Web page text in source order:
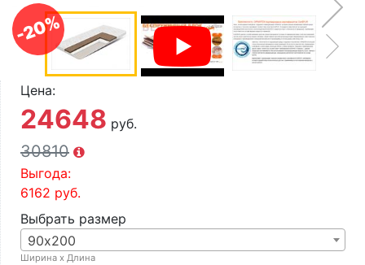
О компании
Контакты
Доставка по городу
-20%
Цена:
24648 руб.
30810
Выгода:
6162 руб.
Выбрать размер
90х200
Ширина х Длина